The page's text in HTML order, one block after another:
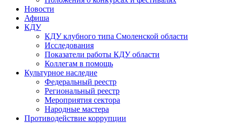
Новости
Афиша
КДУ
КДУ клубного типа Смоленской области
Исследования
Показатели работы КДУ области
Коллегам в помощь
Культурное наследие
Федеральный реестр
Региональный реестр
Мероприятия сектора
Народные мастера
Противодействие коррупции